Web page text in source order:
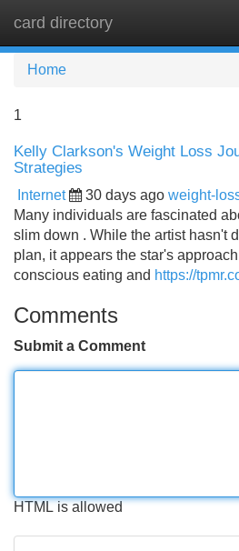
card directory
Home
1
Kelly Clarkson's Weight Loss
Strategies
Internet 30 days ago weight-
Many individuals are fascinated
slim down . While the artist hasn't
plan, it appears the star's
conscious eating and https://
Comments
Submit a Comment
HTML is allowed